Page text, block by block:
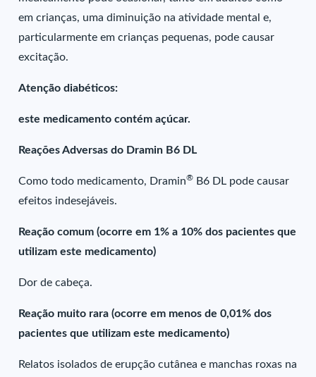
em crianças, uma diminuição na atividade mental e,
particularmente em crianças pequenas, pode causar
excitação.
Atenção diabéticos:
este medicamento contém açúcar.
Reações Adversas do Dramin B6 DL
Como todo medicamento, Dramin® B6 DL pode causar
efeitos indesejáveis.
Reação comum (ocorre em 1% a 10% dos pacientes que
utilizam este medicamento)
Dor de cabeça.
Reação muito rara (ocorre em menos de 0,01% dos
pacientes que utilizam este medicamento)
Relatos isolados de erupção cutânea e manchas roxas na